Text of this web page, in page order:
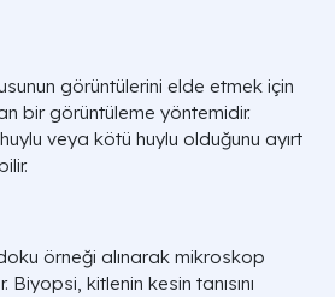
görüntülerini elde etmek için
bir görüntüleme yöntemidir.
veya kötü huylu olduğunu ayırt
örneği alınarak mikroskop
Biyopsi, kitlenin kesin tanısını